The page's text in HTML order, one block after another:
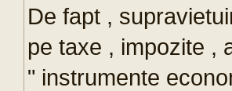
De fapt ,
pe taxe , impozite ,
" instrumente